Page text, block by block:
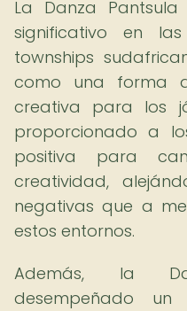
La Danza
significativo en
townships
como una forma
creativa para los
proporcionado a
positiva para
creatividad,
negativas que a
estos entornos.
Además, la
desempeñado